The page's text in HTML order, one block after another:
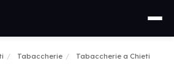
Tabaccherie
Tabaccherie a Chieti